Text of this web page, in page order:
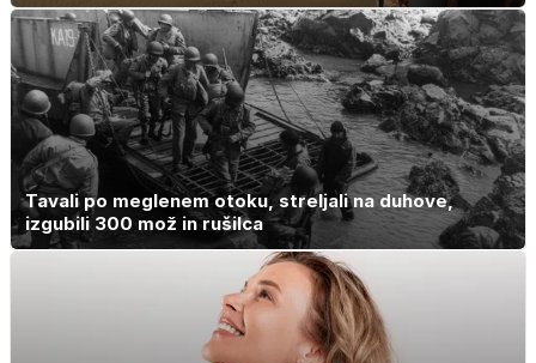
Tavali po meglenem otoku, streljali na duhove,
izgubili 300 mož in rušilca